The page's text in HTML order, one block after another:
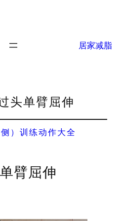
居家减脂
头单臂屈伸
）训练动作大全
臂屈伸